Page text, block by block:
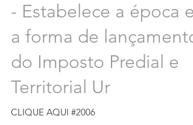
- Estabelece a época e
a forma de lançamento
do Imposto Predial e
Territorial Ur
CLIQUE AQUI #2006